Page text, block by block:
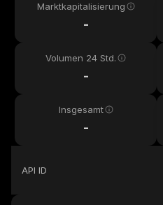
Marktkapitalisierung
-
Volumen 24 Std.
-
Insgesamt
-
API ID